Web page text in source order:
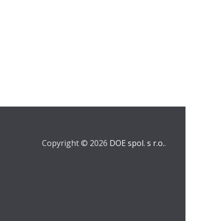
Copyright © 2026 DOE spol. s r.o..